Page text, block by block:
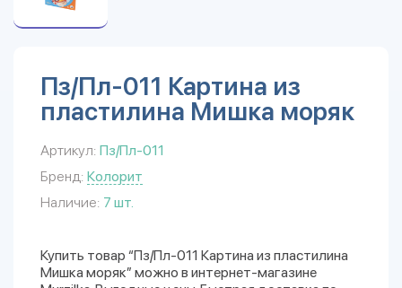
Пз/Пл-011 Картина из
пластилина Мишка моряк
Артикул: Пз/Пл-011
Бренд: Колорит
Наличие: 7 шт.
Купить товар “Пз/Пл-011 Картина из пластилина
Мишка моряк” можно в интернет-магазине